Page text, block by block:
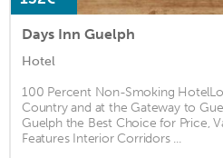
Days Inn Guelph
Hotel
100 Percent Non-Smoking
Country and at the Gateway to
Guelph the Best Choice for Price,
Features Interior Corridors ...